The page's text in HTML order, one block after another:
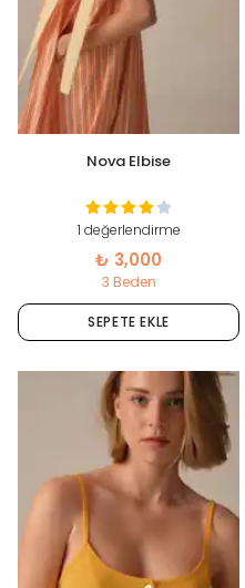
Nova Elbise
1 değerlendirme
₺ 3,000
3 Beden
SEPETE EKLE